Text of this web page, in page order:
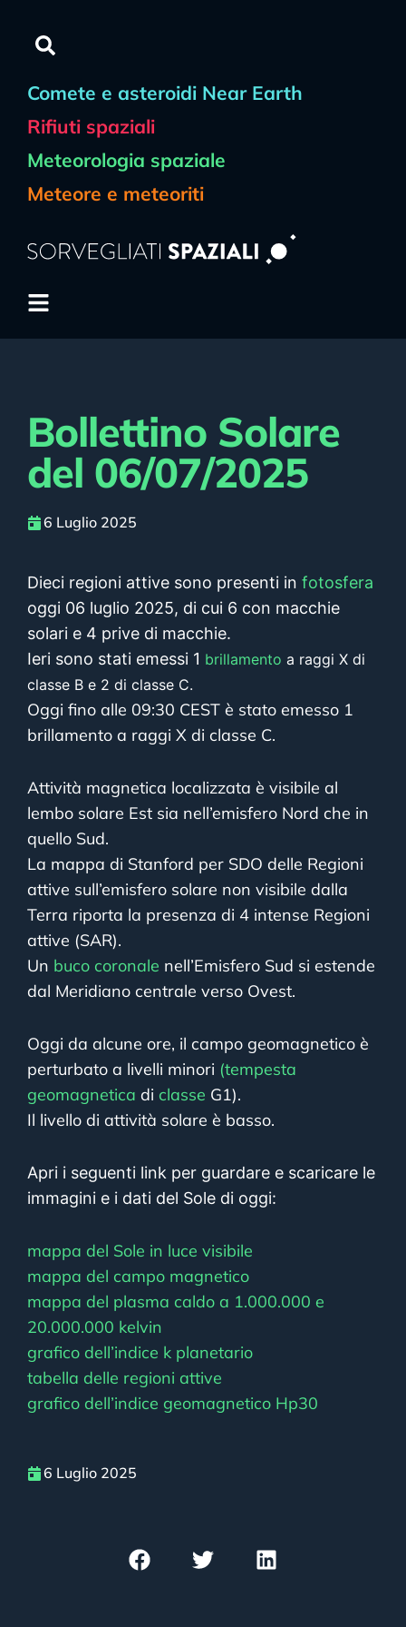
Comete e asteroidi Near Earth
Rifiuti spaziali
Meteorologia spaziale
Meteore e meteoriti
Bollettino Solare
del 06/07/2025
6 Luglio 2025
Dieci regioni attive sono presenti in fotosfera
oggi 06 luglio 2025, di cui 6 con macchie
solari e 4 prive di macchie.
Ieri sono stati emessi 1 brillamento a raggi X di
classe B e 2 di classe C.
Oggi fino alle 09:30 CEST è stato emesso 1
brillamento a raggi X di classe C.
Attività magnetica localizzata è visibile al
lembo solare Est sia nell’emisfero Nord che in
quello Sud.
La mappa di Stanford per SDO delle Regioni
attive sull’emisfero solare non visibile dalla
Terra riporta la presenza di 4 intense Regioni
attive (SAR).
Un buco coronale nell’Emisfero Sud si estende
dal Meridiano centrale verso Ovest.
Oggi da alcune ore, il campo geomagnetico è
perturbato a livelli minori (tempesta
geomagnetica di classe G1).
Il livello di attività solare è basso.
Apri i seguenti link per guardare e scaricare le
immagini e i dati del Sole di oggi:
mappa del Sole in luce visibile
mappa del campo magnetico
mappa del plasma caldo a 1.000.000 e
20.000.000 kelvin
grafico dell’indice k planetario
tabella delle regioni attive
grafico dell’indice geomagnetico Hp30
6 Luglio 2025